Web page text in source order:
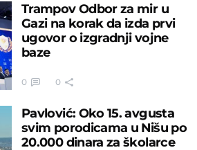
Trampov Odbor za mir u
Gazi na korak da izda prvi
ugovor o izgradnji vojne
baze
0 0
Pavlović: Oko 15. avgusta
svim porodicama u Nišu po
20.000 dinara za školarce